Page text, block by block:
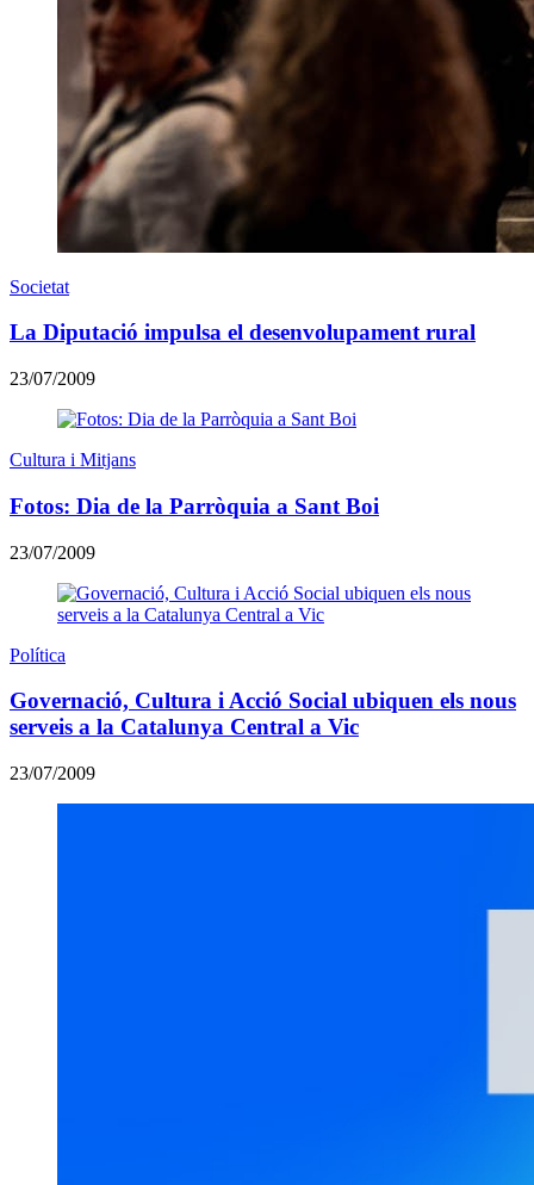
Societat
La Diputació impulsa el desenvolupament rural
23/07/2009
Cultura i Mitjans
Fotos: Dia de la Parròquia a Sant Boi
23/07/2009
Política
Governació, Cultura i Acció Social ubiquen els nous
serveis a la Catalunya Central a Vic
23/07/2009